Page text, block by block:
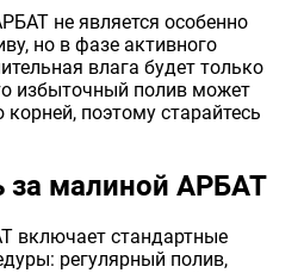
не является особенно
но в фазе активного
влага будет только
избыточный полив может
поэтому старайтесь
за малиной АРБАТ
включает стандартные
регулярный полив,